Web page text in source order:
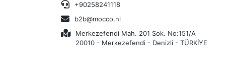
+90258241118
b2b@mocco.nl
Merkezefendi Mah. 201 Sok. No:151/A
20010 - Merkezefendi - Denizli - TÜRKİYE